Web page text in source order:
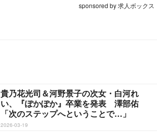
sponsored by 求人ボックス
貴乃花光司＆河野景子の次女・白河れ
い、『ぽかぽか』卒業を発表 澤部佑
「次のステップへということで…」
2026-03-19